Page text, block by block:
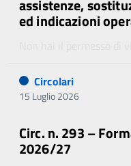
assistenze,
ed indicazioni
Circolari
15 Luglio 2026
Circ. n. 293 –
2026/27